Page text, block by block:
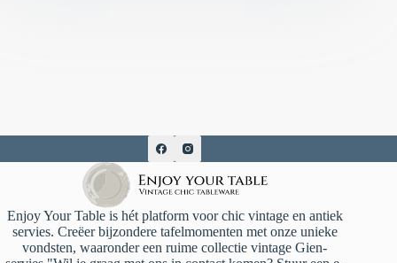
Enjoy Your Table is hét platform voor chic vintage en antiek
servies. Creëer bijzondere tafelmomenten met onze unieke
vondsten, waaronder een ruime collectie vintage Gien-